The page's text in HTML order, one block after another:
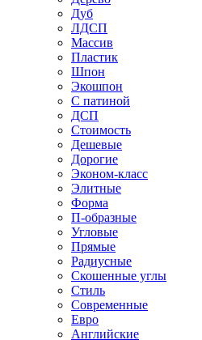
Дуб
ЛДСП
Массив
Пластик
Шпон
Экошпон
С патиной
ДСП
Стоимость
Дешевые
Дорогие
Эконом-класс
Элитные
Форма
П-образные
Угловые
Прямые
Радиусные
Скошенные углы
Стиль
Современные
Евро
Английские